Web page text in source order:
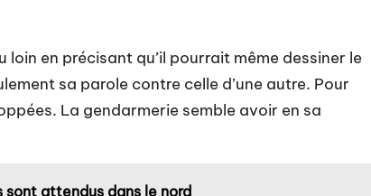
loin en précisant qu’il pourrait même dessiner le
sa parole contre celle d’une autre. Pour
La gendarmerie semble avoir en sa
attendus dans le nord